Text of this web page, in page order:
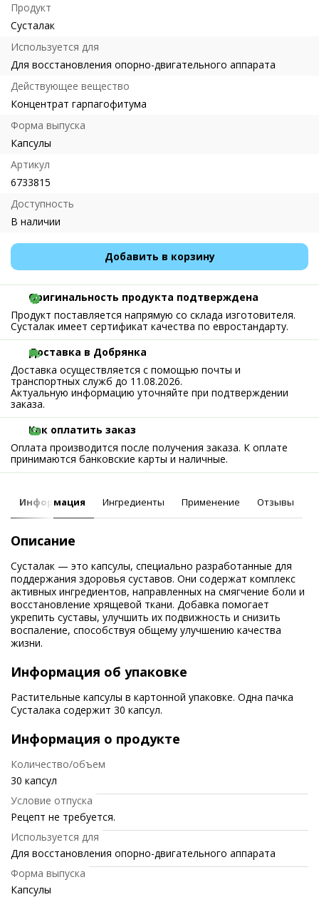
Продукт
Сусталак
Используется для
Для восстановления опорно-двигательного аппарата
Действующее вещество
Концентрат гарпагофитума
Форма выпуска
Капсулы
Артикул
6733815
Доступность
В наличии
Добавить в корзину
Оригинальность продукта подтверждена
Продукт поставляется напрямую со склада изготовителя.
Сусталак имеет сертификат качества по евростандарту.
Доставка в Добрянка
Доставка осуществляется с помощью почты и
транспортных служб до 11.08.2026.
Актуальную информацию уточняйте при подтверждении
заказа.
Как оплатить заказ
Оплата производится после получения заказа. К оплате
принимаются банковские карты и наличные.
Информация Ингредиенты Применение Отзывы
Описание
Сусталак — это капсулы, специально разработанные для
поддержания здоровья суставов. Они содержат комплекс
активных ингредиентов, направленных на смягчение боли и
восстановление хрящевой ткани. Добавка помогает
укрепить суставы, улучшить их подвижность и снизить
воспаление, способствуя общему улучшению качества
жизни.
Информация об упаковке
Растительные капсулы в картонной упаковке. Одна пачка
Сусталака содержит 30 капсул.
Информация о продукте
Количество/объем
30 капсул
Условие отпуска
Рецепт не требуется.
Используется для
Для восстановления опорно-двигательного аппарата
Форма выпуска
Капсулы